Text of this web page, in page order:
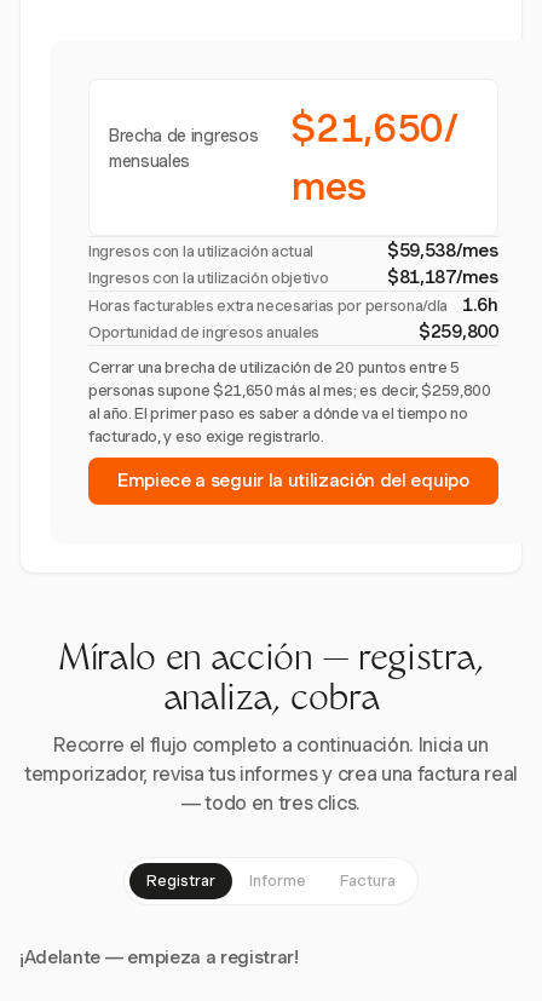
Brecha de ingresos
mensuales
$21,650/
mes
Ingresos con la utilización actual $59,538/mes
Ingresos con la utilización objetivo $81,187/mes
Horas facturables extra necesarias por persona/día 1.6h
Oportunidad de ingresos anuales $259,800
Cerrar una brecha de utilización de 20 puntos entre 5
personas supone $21,650 más al mes; es decir, $259,800
al año. El primer paso es saber a dónde va el tiempo no
facturado, y eso exige registrarlo.
Empiece a seguir la utilización del equipo
Míralo en acción — registra,
analiza, cobra
Recorre el flujo completo a continuación. Inicia un
temporizador, revisa tus informes y crea una factura real
— todo en tres clics.
Registrar Informe Factura
¡Adelante — empieza a registrar!